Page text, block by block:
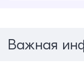
Важная